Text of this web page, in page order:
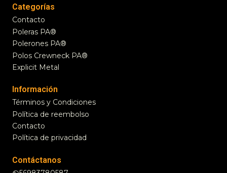
Categorías
Contacto
Poleras PA®
Polerones PA®
Polos Crewneck PA®
Explicit Metal
Información
Términos y Condiciones
Política de reembolso
Contacto
Política de privacidad
Contáctanos